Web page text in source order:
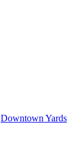
Downtown Yards